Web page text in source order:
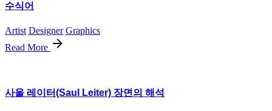
수식어
Artist Designer Graphics
Read More
사울 레이터(Saul Leiter) 장면의 해석